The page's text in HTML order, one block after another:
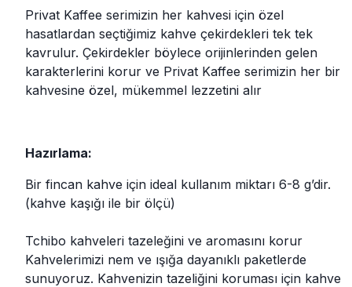
Privat Kaffee serimizin her kahvesi için özel
hasatlardan seçtiğimiz kahve çekirdekleri tek tek
kavrulur. Çekirdekler böylece orijinlerinden gelen
karakterlerini korur ve Privat Kaffee serimizin her bir
kahvesine özel, mükemmel lezzetini alır
Hazırlama:
Bir fincan kahve için ideal kullanım miktarı 6-8 g’dir.
(kahve kaşığı ile bir ölçü)
Tchibo kahveleri tazeleğini ve aromasını korur
Kahvelerimizi nem ve ışığa dayanıklı paketlerde
sunuyoruz. Kahvenizin tazeliğini koruması için kahve